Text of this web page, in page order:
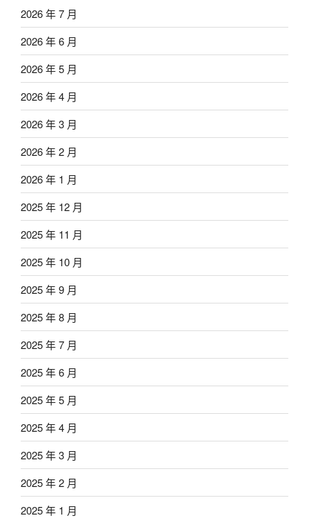
2026 年 7 月
2026 年 6 月
2026 年 5 月
2026 年 4 月
2026 年 3 月
2026 年 2 月
2026 年 1 月
2025 年 12 月
2025 年 11 月
2025 年 10 月
2025 年 9 月
2025 年 8 月
2025 年 7 月
2025 年 6 月
2025 年 5 月
2025 年 4 月
2025 年 3 月
2025 年 2 月
2025 年 1 月